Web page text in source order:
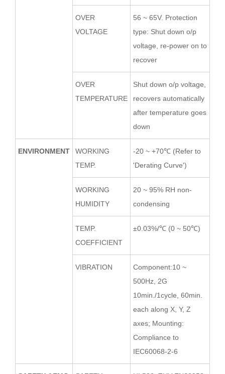
OVER
VOLTAGE
56 ~ 65V. Protection
type: Shut down o/p
voltage, re-power on to
recover
OVER
TEMPERATURE
Shut down o/p voltage,
recovers automatically
after temperature goes
down
ENVIRONMENT
WORKING
TEMP.
-20 ~ +70℃ (Refer to
'Derating Curve')
WORKING
HUMIDITY
20 ~ 95% RH non-
condensing
TEMP.
COEFFICIENT
±0.03%/℃ (0 ~ 50℃)
VIBRATION
Component:10 ~
500Hz, 2G
10min./1cycle, 60min.
each along X, Y, Z
axes; Mounting:
Compliance to
IEC60068-2-6